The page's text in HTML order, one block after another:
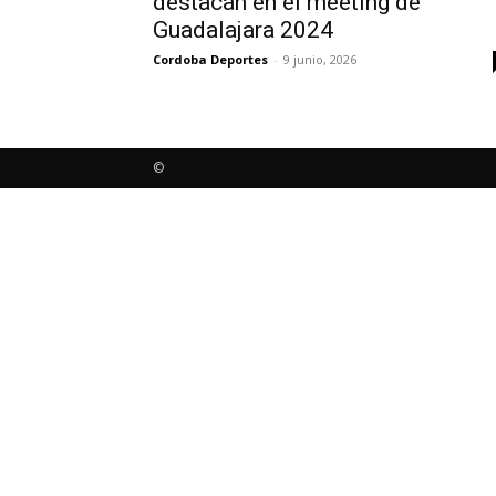
Guadalajara 2024
Cordoba Deportes - 9 junio, 2026
©